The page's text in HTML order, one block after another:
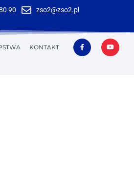
90 zso2@zso2.pl
KONTAKT